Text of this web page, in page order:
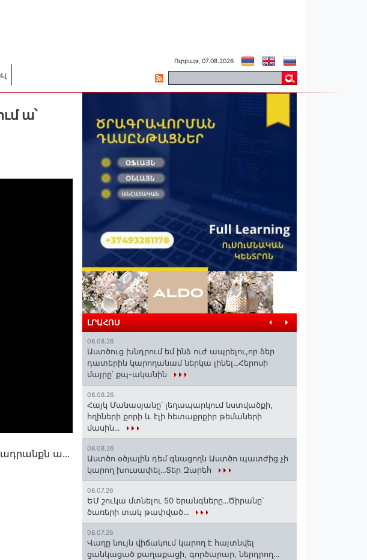
Ուրբաթ, 07.08.2026
ա՝
ա․․․
ԼՐԱՀՈՍ
08.08.26
Աստծուց խնդրում եմ ինձ ուժ ապրելու,որ ձեր
դատերին կարողանամ ներկա լինել․․․Հերոսի
մայրը՝ քպ-ականին
08.08.26
Հայկ Մանասյանը՝ լեղապարկում նստվածքի,
հղիների քորի և էլի հետաքրքիր թեմաների
մասին․․․
08.08.26
Աստծո օծյալին դեմ գնացողն Աստծո պատժից չի
կարող խուսափել․․․Տեր Զարեհ
08.07.26
ԵՄ շուկա մտնելու 50 երանգները․․․Ծիրանը՝
ծառերի տակ թափված․․․
08.07.26
Վաղը նույն վիճակում կարող է հայտնվել
ցանկացած քաղաքացի, գործարար, ներդրող.․․